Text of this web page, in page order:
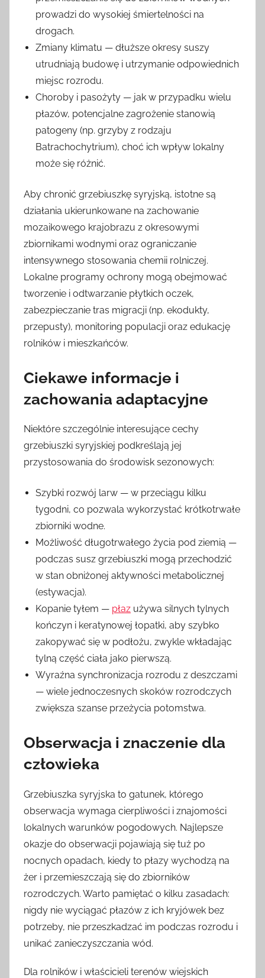
prowadzi do wysokiej śmiertelności na
drogach.
Zmiany klimatu — dłuższe okresy suszy
utrudniają budowę i utrzymanie odpowiednich
miejsc rozrodu.
Choroby i pasożyty — jak w przypadku wielu
płazów, potencjalne zagrożenie stanowią
patogeny (np. grzyby z rodzaju
Batrachochytrium), choć ich wpływ lokalny
może się różnić.
Aby chronić grzebiuszkę syryjską, istotne są
działania ukierunkowane na zachowanie
mozaikowego krajobrazu z okresowymi
zbiornikami wodnymi oraz ograniczanie
intensywnego stosowania chemii rolniczej.
Lokalne programy ochrony mogą obejmować
tworzenie i odtwarzanie płytkich oczek,
zabezpieczanie tras migracji (np. ekodukty,
przepusty), monitoring populacji oraz edukację
rolników i mieszkańców.
Ciekawe informacje i
zachowania adaptacyjne
Niektóre szczególnie interesujące cechy
grzebiuszki syryjskiej podkreślają jej
przystosowania do środowisk sezonowych:
Szybki rozwój larw — w przeciągu kilku
tygodni, co pozwala wykorzystać krótkotrwałe
zbiorniki wodne.
Możliwość długotrwałego życia pod ziemią —
podczas susz grzebiuszki mogą przechodzić
w stan obniżonej aktywności metabolicznej
(estywacja).
Kopanie tyłem — płaz używa silnych tylnych
kończyn i keratynowej łopatki, aby szybko
zakopywać się w podłożu, zwykle wkładając
tylną część ciała jako pierwszą.
Wyraźna synchronizacja rozrodu z deszczami
— wiele jednoczesnych skoków rozrodczych
zwiększa szanse przeżycia potomstwa.
Obserwacja i znaczenie dla
człowieka
Grzebiuszka syryjska to gatunek, którego
obserwacja wymaga cierpliwości i znajomości
lokalnych warunków pogodowych. Najlepsze
okazje do obserwacji pojawiają się tuż po
nocnych opadach, kiedy to płazy wychodzą na
żer i przemieszczają się do zbiorników
rozrodczych. Warto pamiętać o kilku zasadach:
nigdy nie wyciągać płazów z ich kryjówek bez
potrzeby, nie przeszkadzać im podczas rozrodu i
unikać zanieczyszczania wód.
Dla rolników i właścicieli terenów wiejskich